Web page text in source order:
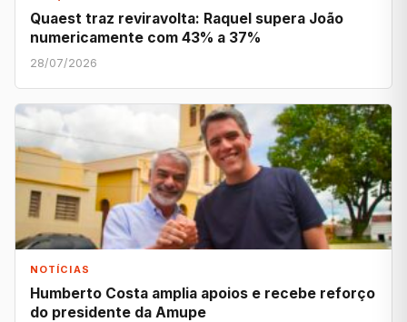
Quaest traz reviravolta: Raquel supera João
numericamente com 43% a 37%
28/07/2026
NOTÍCIAS
Humberto Costa amplia apoios e recebe reforço
do presidente da Amupe